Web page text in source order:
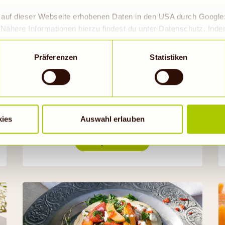
dieser Webseite erhobenen Daten in den USA durch
Informationen hierzu findest du unter Datenschutz.
erlaubt werden, wird zugleich gem. Art. 49 Abs. 1 S. 1 lit
werden. Die USA werden vom Europäischen Gerichtshof
Datenschutzniveau eingeschätzt. Es besteht insbesondere
und zu Überwachungszwecken, möglicherweise auch ohne
Präferenzen Statistiken
Auswahl erlauben
Lachs-Tagliatelle mit
Blauschimmelkäse und
30min